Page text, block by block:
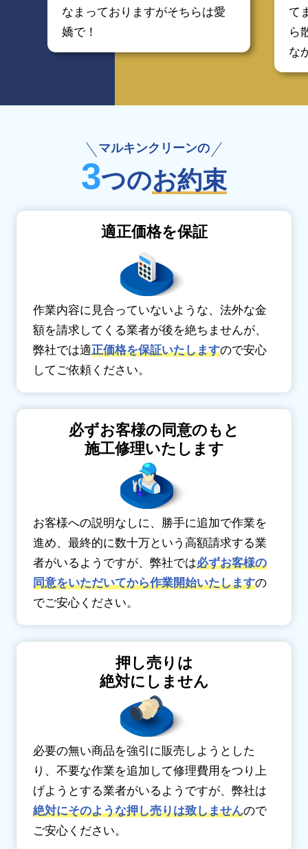
なまっておりますがそちらは愛
嬌で！
て
ら
な
マルキンクリーンの
3つのお約束
適正価格を保証
作業内容に見合っていないような、法外な金
額を請求してくる業者が後を絶ちませんが、
弊社では適正価格を保証いたしますので安心
してご依頼ください。
必ずお客様の同意のもと
施工修理いたします
お客様への説明なしに、勝手に追加で作業を
進め、最終的に数十万という高額請求する業
者がいるようですが、弊社では必ずお客様の
同意をいただいてから作業開始いたしますの
でご安心ください。
押し売りは
絶対にしません
必要の無い商品を強引に販売しようとした
り、不要な作業を追加して修理費用をつり上
げようとする業者がいるようですが、弊社は
絶対にそのような押し売りは致しませんので
ご安心ください。